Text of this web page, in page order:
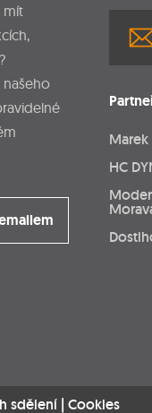
mít
HC
sdělení | Cookies